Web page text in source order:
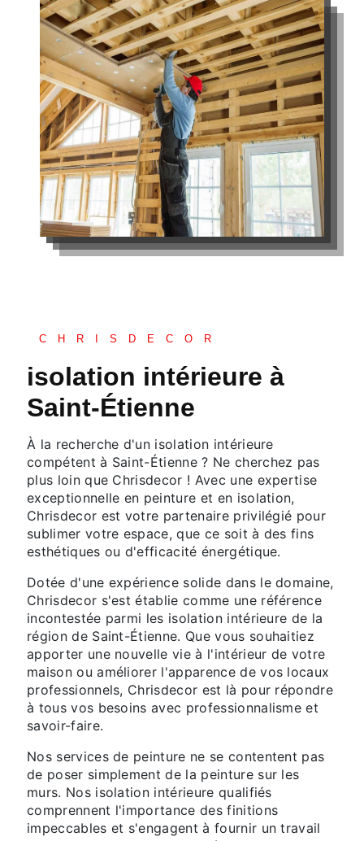
CHRISDECOR
isolation intérieure à
Saint-Étienne
À la recherche d'un isolation intérieure
compétent à Saint-Étienne ? Ne cherchez pas
plus loin que Chrisdecor ! Avec une expertise
exceptionnelle en peinture et en isolation,
Chrisdecor est votre partenaire privilégié pour
sublimer votre espace, que ce soit à des fins
esthétiques ou d'efficacité énergétique.
Dotée d'une expérience solide dans le domaine,
Chrisdecor s'est établie comme une référence
incontestée parmi les isolation intérieure de la
région de Saint-Étienne. Que vous souhaitiez
apporter une nouvelle vie à l'intérieur de votre
maison ou améliorer l'apparence de vos locaux
professionnels, Chrisdecor est là pour répondre
à tous vos besoins avec professionnalisme et
savoir-faire.
Nos services de peinture ne se contentent pas
de poser simplement de la peinture sur les
murs. Nos isolation intérieure qualifiés
comprennent l'importance des finitions
impeccables et s'engagent à fournir un travail